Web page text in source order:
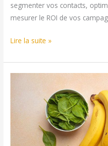
segmenter vos contacts,
mesurer le ROI de vos
Email
B2B
complet
optimiser
Lire la suite »